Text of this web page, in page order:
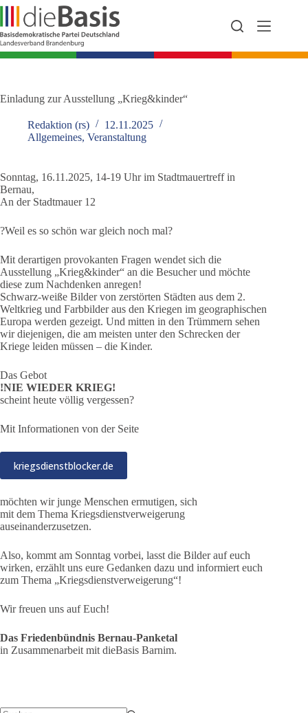
Zum
Inhalt
springen
Einladung zur Ausstellung „Krieg&kinder“
Redaktion (rs)
12.11.2025
Allgemeines, Veranstaltung
Sonntag, 16.11.2025, 14-19 Uhr im Stadtmauertreff in
Bernau,
An der Stadtmauer 12
?Weil es so schön war gleich noch mal?
Mit derartigen provokanten Fragen wendet sich die
Ausstellung „Krieg&kinder“ an die Besucher und möchte
diese zum Nachdenken anregen!
Schwarz-weiße Bilder von zerstörten Städten aus dem 2.
Weltkrieg und Farbbilder aus den Kriegen im geographischen
Europa werden gezeigt. Und mitten in den Trümmern sehen
wir diejenigen, die am meisten unter den Schrecken der
Kriege leiden müssen – die Kinder.
Das Gebot
!NIE WIEDER KRIEG!
scheint heute völlig vergessen?
Mit Informationen von der Seite
kriegsdienstblocker.de
möchten wir junge Menschen ermutigen, sich
mit dem Thema Kriegsdienstverweigerung
auseinanderzusetzen.
Also, kommt am Sonntag vorbei, lasst die Bilder auf euch
wirken, erzählt uns eure Gedanken dazu und informiert euch
zum Thema „Kriegsdienstverweigerung“!
Wir freuen uns auf Euch!
Das Friedenbündnis Bernau-Panketal
in Zusammenarbeit mit dieBasis Barnim.